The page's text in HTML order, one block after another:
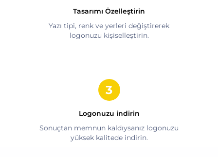
Tasarımı Özelleştirin
Yazı tipi, renk ve yerleri değiştirerek
logonuzu kişiselleştirin.
Logonuzu indirin
Sonuçtan memnun kaldıysanız logonuzu
yüksek kalitede indirin.